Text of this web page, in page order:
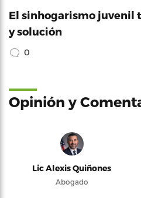
El sinhogarismo juvenil
y solución
0
Opinión y
Lic Alexis Quiñones
Abogado